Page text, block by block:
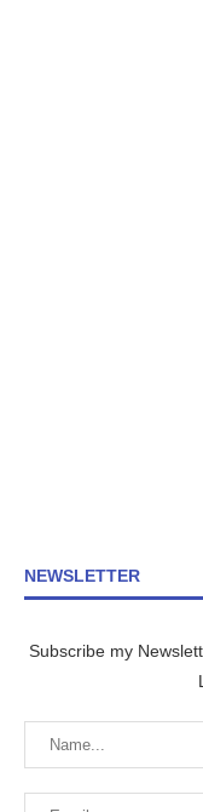
NEWSLETTER
Subscribe my